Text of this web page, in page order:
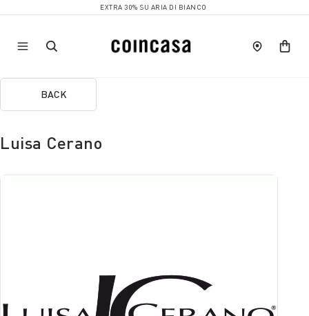
EXTRA 30% SU ARIA DI BIANCO
BACK
Luisa Cerano